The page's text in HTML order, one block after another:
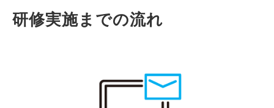
研修実施までの流れ